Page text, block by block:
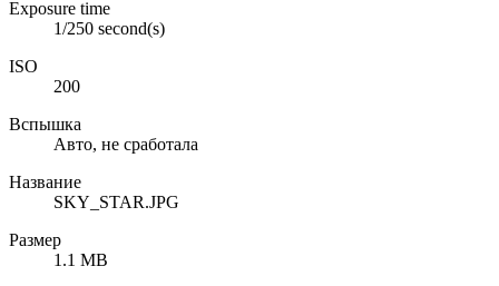
Exposure time
1/250 second(s)
ISO
200
Вспышка
Авто, не сработала
Название
SKY_STAR.JPG
Размер
1.1 MB